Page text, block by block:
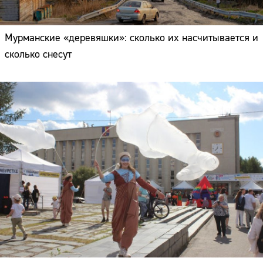
Мурманские «деревяшки»: сколько их насчитывается и
сколько снесут